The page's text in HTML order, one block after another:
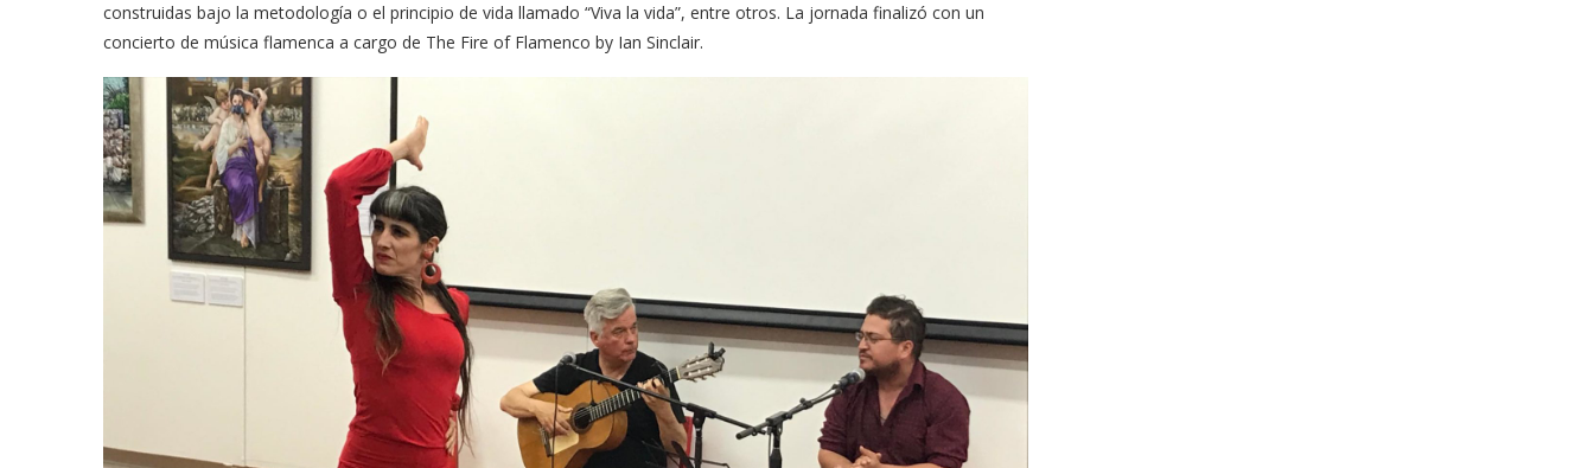
construidas bajo la metodología o el principio de vida llamado “Viva la vida”, entre otros. La jornada finalizó con un
concierto de música flamenca a cargo de The Fire of Flamenco by Ian Sinclair.